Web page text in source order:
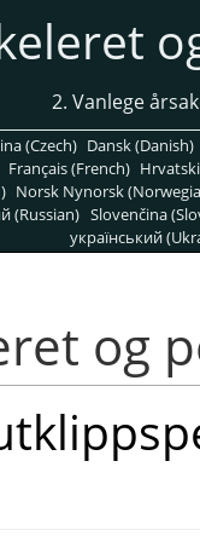
2. Vanlege
(Czech) Dansk (Danish)
Français (French)
Norsk Nynorsk
(Russian) Slovenčina
український
og